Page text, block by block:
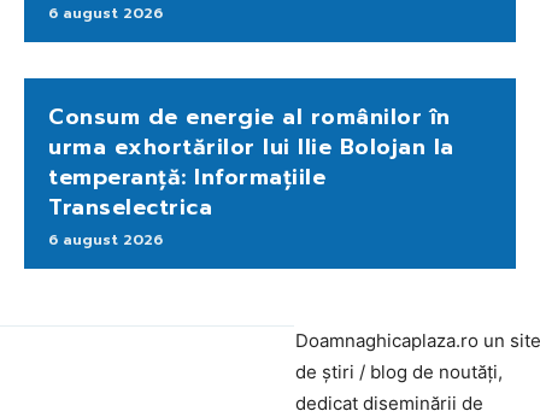
6 august 2026
Consum de energie al românilor în
urma exhortărilor lui Ilie Bolojan la
temperanță: Informațiile
Transelectrica
6 august 2026
Doamnaghicaplaza.ro un site
de știri / blog de noutăți,
dedicat diseminării de